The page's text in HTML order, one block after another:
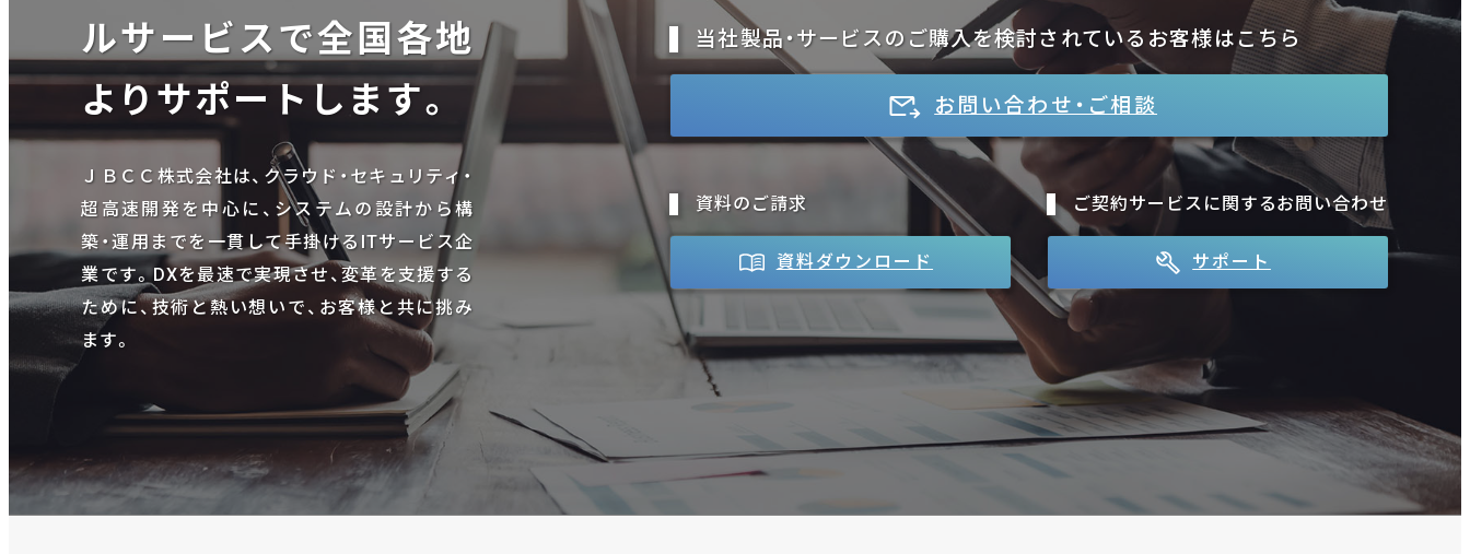
ルサービスで全国各地
よりサポートします。
ＪＢＣＣ株式会社は、クラウド・セキュリティ・
超高速開発を中心に、システムの設計から構
築・運用までを一貫して手掛けるITサービス企
業です。DXを最速で実現させ、変革を支援する
ために、技術と熱い想いで、お客様と共に挑み
ます。
当社製品・サービスのご購入を検討されているお客様はこちら
お問い合わせ・ご相談
資料のご請求
資料ダウンロード
ご契約サービスに関するお問い合わせ
サポート